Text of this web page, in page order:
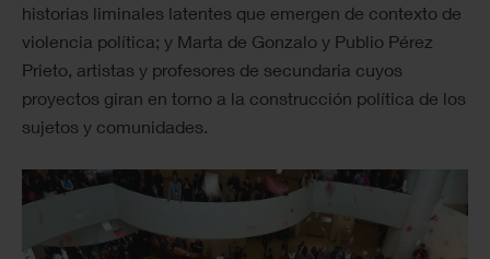
historias liminales latentes que emergen de contexto de
violencia política; y Marta de Gonzalo y Publio Pérez
Prieto, artistas y profesores de secundaria cuyos
proyectos giran en torno a la construcción política de los
sujetos y comunidades.